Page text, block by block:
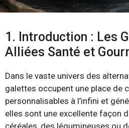
1. Introduction : Les
Alliées Santé et
Dans le vaste univers des
galettes occupent une place de
personnalisables à l’infini et
elles sont une excellente façon
céréales, des légumineuses ou